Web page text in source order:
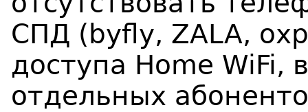
СПД (byfly, ZALA,
доступа Home WiFi,
отдельных